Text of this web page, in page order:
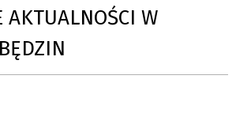
AKTUALNOŚCI W